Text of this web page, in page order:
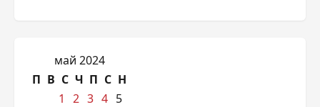
май 2024
П В С Ч П С Н
1
2 3 4 5